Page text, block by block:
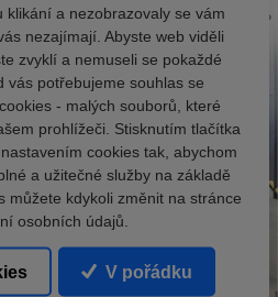
klikání a nezobrazovaly se vám
nezajímají. Abyste web viděli
zvyklí a nemuseli se pokaždé
vás potřebujeme souhlas se
- malých souborů, které
prohlížeči. Stisknutím tlačítka
nastavením cookies tak, abychom
a užitečné služby na základě
můžete kdykoli změnit na stránce
osobních údajů.
V pořádku